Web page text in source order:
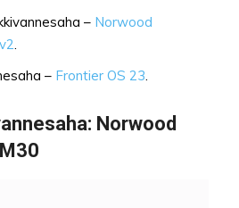
– Norwood
– Frontier OS 23
Norwood